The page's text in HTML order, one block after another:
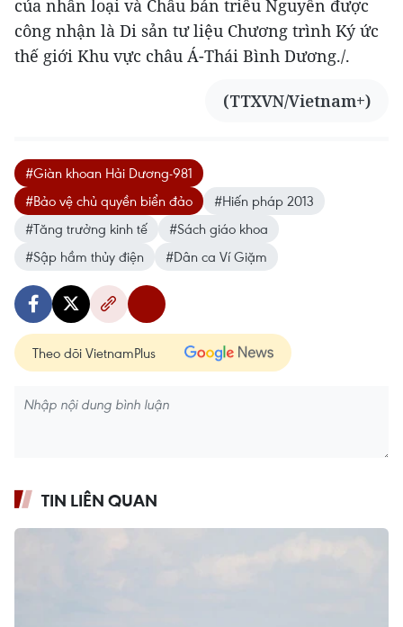
của nhân loại và Châu bản triều Nguyễn được
công nhận là Di sản tư liệu Chương trình Ký ức
thế giới Khu vực châu Á-Thái Bình Dương./.
(TTXVN/Vietnam+)
#Giàn khoan Hải Dương-981
#Bảo vệ chủ quyền biển đảo
#Hiến pháp 2013
#Tăng trưởng kinh tế
#Sách giáo khoa
#Sập hầm thủy điện
#Dân ca Ví Giặm
Theo dõi VietnamPlus
TIN LIÊN QUAN